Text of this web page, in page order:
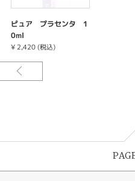
ピュア プラセンタ 1
0ml
¥ 2,420 (税込)